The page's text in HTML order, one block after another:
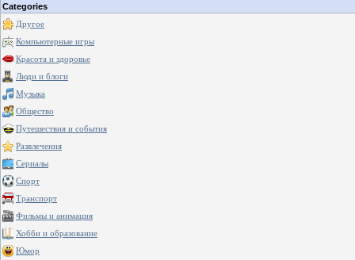
Categories
Другое
Компьютерные игры
Красота и здоровье
Люди и блоги
Музыка
Общество
Путешествия и события
Развлечения
Сериалы
Спорт
Транспорт
Фильмы и анимация
Хобби и образование
Юмор